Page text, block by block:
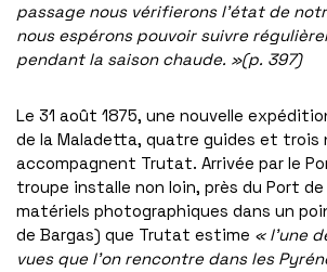
passage nous vérifierons l’état de
nous espérons pouvoir suivre
pendant la saison chaude. »(p. 397)
Le 31 août 1875, une nouvelle
de la Maladetta, quatre guides et trois
accompagnent Trutat. Arrivée par le
troupe installe non loin, près du Port de
matériels photographiques dans un
de Bargas) que Trutat estime « l’une
vues que l’on rencontre dans les